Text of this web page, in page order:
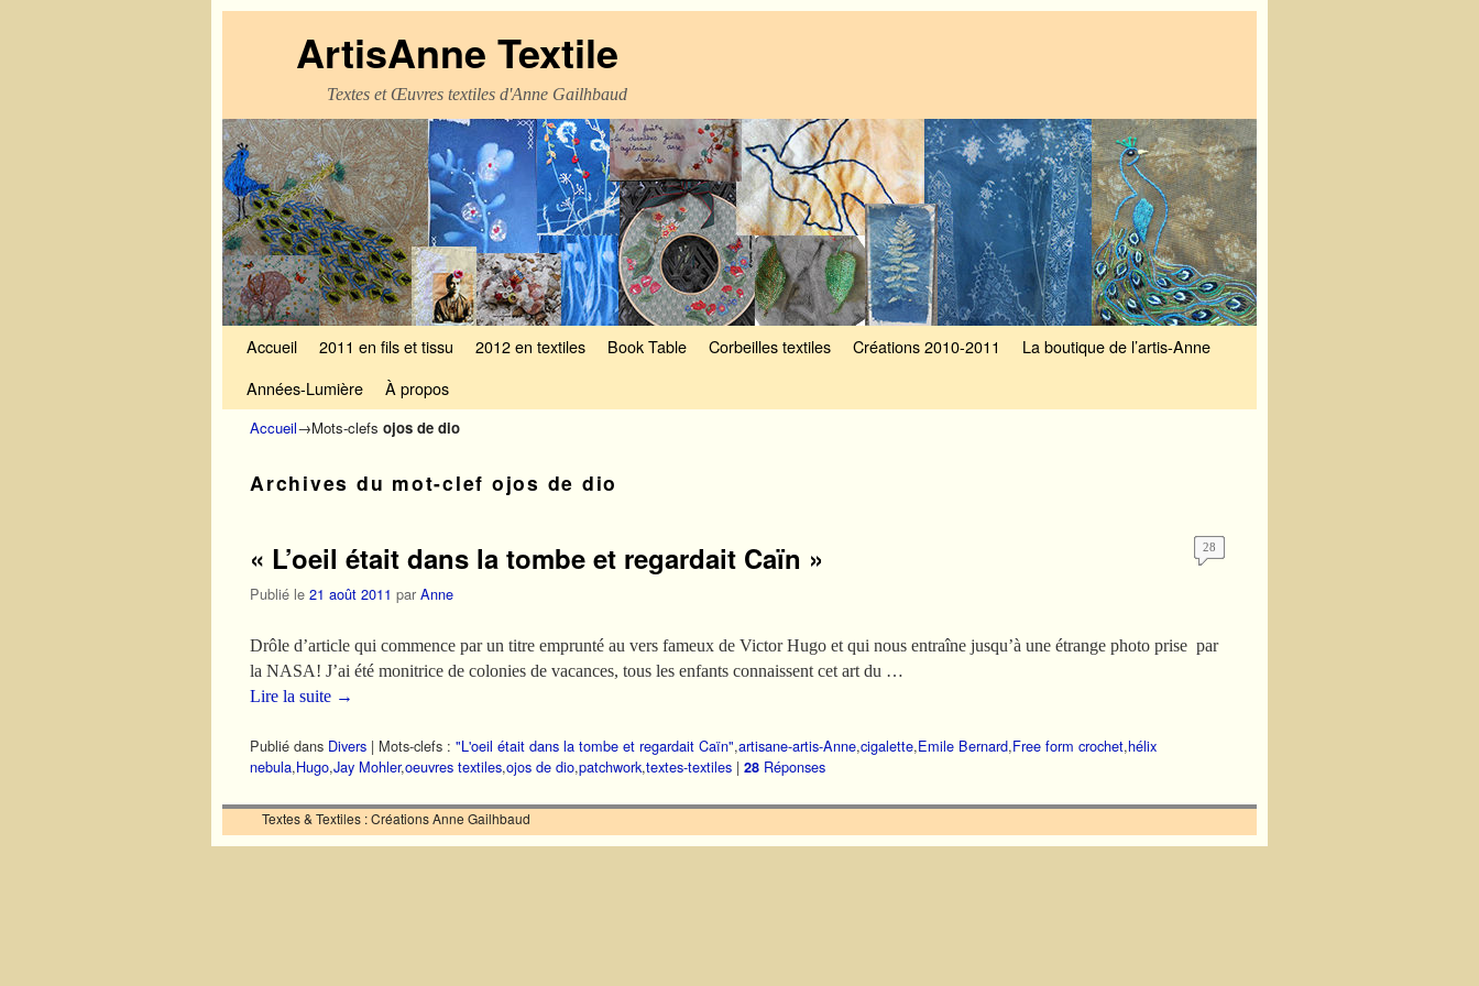
ArtisAnne Textile
Textes et Œuvres textiles d'Anne Gailhbaud
Accueil 2011 en fils et tissu 2012 en textiles Book Table Corbeilles textiles Créations 2010-2011
La boutique de l’artis-Anne
Années-Lumière
À propos
Accueil→Mots-clefs ojos de dio
Archives du mot-clef ojos de dio
« L’oeil était dans la tombe et regardait Caïn »
Publié le 21 août 2011 par Anne
28
Drôle d’article qui commence par un titre emprunté au vers fameux de Victor Hugo et qui nous entraîne jusqu’à une étrange photo prise par
la NASA! J’ai été monitrice de colonies de vacances, tous les enfants connaissent cet art du …
Lire la suite →
Publié dans Divers | Mots-clefs : "L'oeil était dans la tombe et regardait Caïn",artisane-artis-Anne,cigalette,Emile Bernard,Free form crochet,hélix
nebula,Hugo,Jay Mohler,oeuvres textiles,ojos de dio,patchwork,textes-textiles | 28 Réponses
Textes & Textiles : Créations Anne Gailhbaud